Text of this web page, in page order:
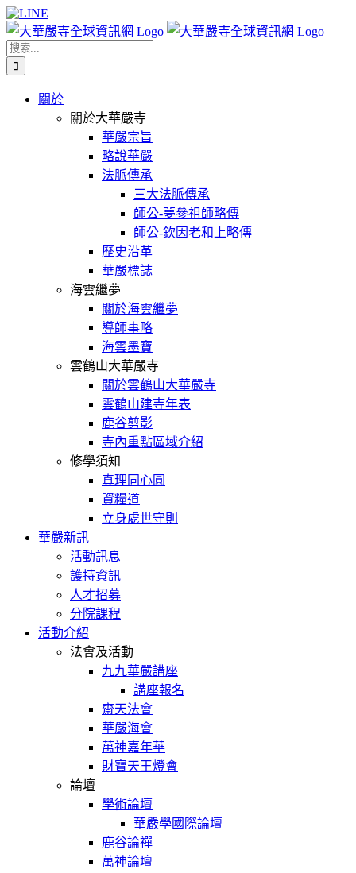
Skip
to
content
Facebook
X
WeChat
YouTube
LINE
搜
索
關於
關於大華嚴寺
華嚴宗旨
略說華嚴
法脈傳承
三大法脈傳承
師公-夢參祖師略傳
師公-欽因老和上略傳
歷史沿革
華嚴標誌
海雲繼夢
關於海雲繼夢
導師事略
海雲墨寶
雲鶴山大華嚴寺
關於雲鶴山大華嚴寺
雲鶴山建寺年表
鹿谷剪影
寺內重點區域介紹
修學須知
真理同心圓
資糧道
立身處世守則
華嚴新訊
活動訊息
護持資訊
人才招募
分院課程
活動介紹
法會及活動
九九華嚴講座
講座報名
齋天法會
華嚴海會
萬神嘉年華
財寶天王燈會
論壇
學術論壇
華嚴學國際論壇
鹿谷論禪
萬神論壇